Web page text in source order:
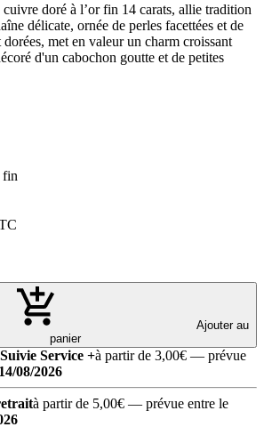
doré à l’or fin 14 carats, allie tradition
délicate, ornée de perles facettées et de
met en valeur un charm croissant
d'un cabochon goutte et de petites
fin
Ajouter au
panier
Service +à partir de 3,00€
14/08/2026
à partir de 5,00€
— prévue entre le